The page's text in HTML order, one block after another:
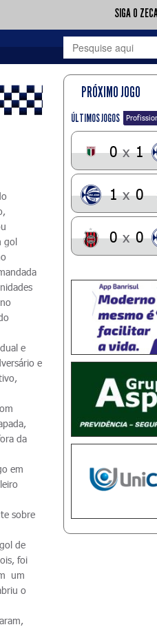
SIGA O
gol
e
e
da
em
sobre
de
foi
um
o
PRÓXIMO JOGO
ÚLTIMOS JOGOS
0 x 1
1 x 0
0 x 0